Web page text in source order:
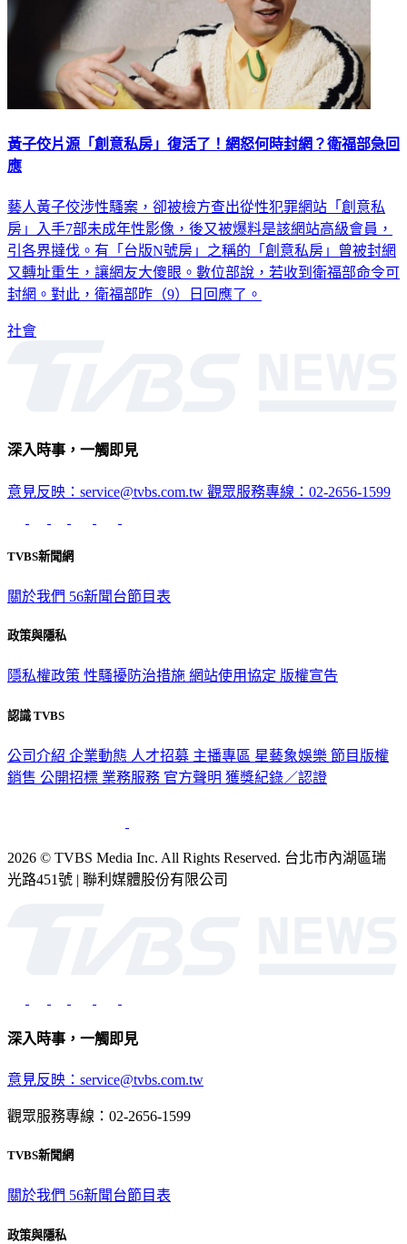
黃子佼片源「創意私房」復活了！網怒何時封網？衛福部急回
應
藝人黃子佼涉性騷案，卻被檢方查出從性犯罪網站「創意私
房」入手7部未成年性影像，後又被爆料是該網站高級會員，
引各界撻伐。有「台版N號房」之稱的「創意私房」曾被封網
又轉址重生，讓網友大傻眼。數位部說，若收到衛福部命令可
封網。對此，衛福部昨（9）日回應了。
社會
深入時事，一觸即見
意見反映：service@tvbs.com.tw 觀眾服務專線：02-2656-1599
TVBS新聞網
關於我們 56新聞台節目表
政策與隱私
隱私權政策 性騷擾防治措施 網站使用協定 版權宣告
認識 TVBS
公司介紹 企業動態 人才招募 主播專區 星藝象娛樂 節目版權
銷售 公開招標 業務服務 官方聲明 獲獎紀錄／認證
2026 © TVBS Media Inc. All Rights Reserved. 台北市內湖區瑞
光路451號 | 聯利媒體股份有限公司
深入時事，一觸即見
意見反映：service@tvbs.com.tw
觀眾服務專線：02-2656-1599
TVBS新聞網
關於我們 56新聞台節目表
政策與隱私